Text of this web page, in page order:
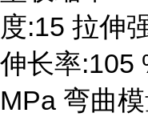
度:15 拉伸
伸长率:105
MPa 弯曲